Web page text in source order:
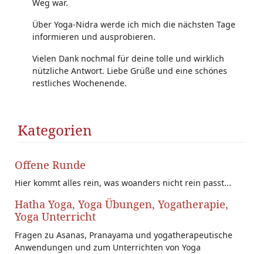
Weg war.
Über Yoga-Nidra werde ich mich die nächsten Tage
informieren und ausprobieren.
Vielen Dank nochmal für deine tolle und wirklich
nützliche Antwort. Liebe Grüße und eine schönes
restliches Wochenende.
Kategorien
Offene Runde
Hier kommt alles rein, was woanders nicht rein passt...
Hatha Yoga, Yoga Übungen, Yogatherapie,
Yoga Unterricht
Fragen zu Asanas, Pranayama und yogatherapeutische
Anwendungen und zum Unterrichten von Yoga